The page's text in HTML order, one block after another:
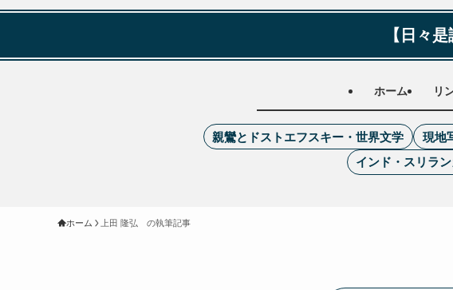
【日々
ホーム リ
親鸞とドストエフスキー・世界文学 現地
インド・スリラ
ホーム 上田 隆弘 の執筆記事